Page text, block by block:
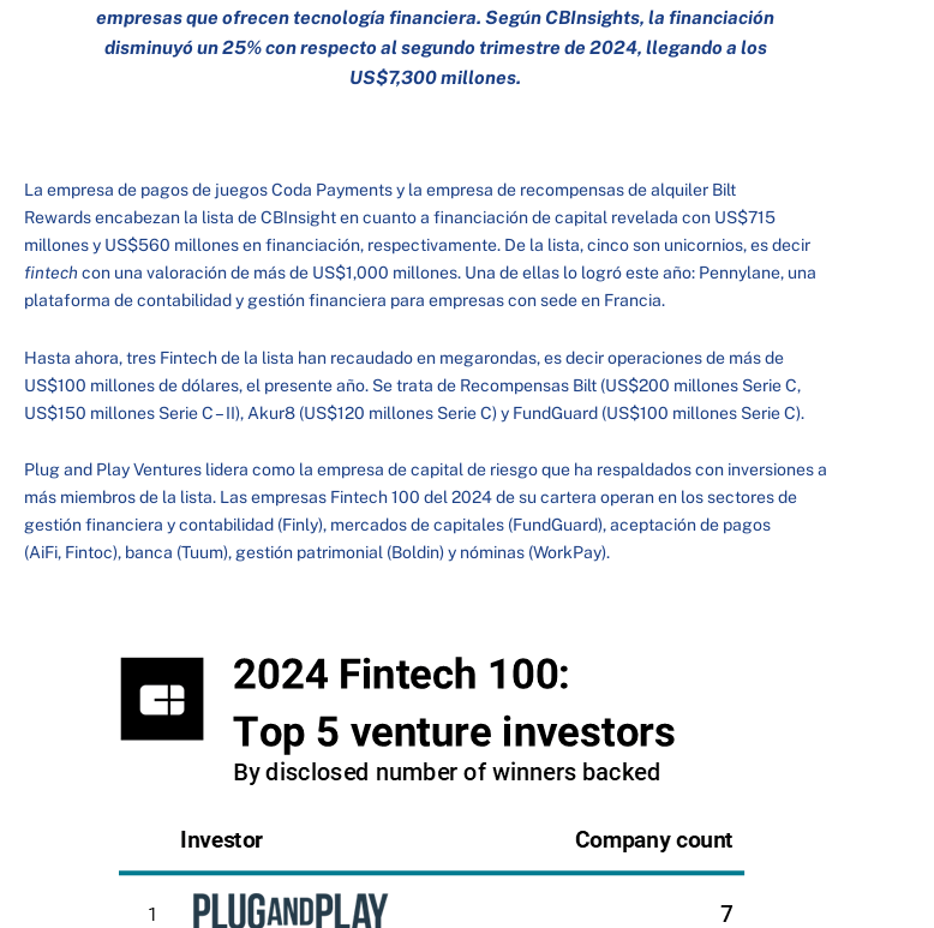
empresas que ofrecen tecnología financiera. Según CBInsights, la financiación
disminuyó un 25% con respecto al segundo trimestre de 2024, llegando a los
US$7,300 millones.
La empresa de pagos de juegos Coda Payments y la empresa de recompensas de alquiler Bilt
Rewards encabezan la lista de CBInsight en cuanto a financiación de capital revelada con US$715
millones y US$560 millones en financiación, respectivamente. De la lista, cinco son unicornios, es decir
fintechcon una valoración de más de US$1,000 millones. Una de ellas lo logró este año: Pennylane, una
plataforma de contabilidad y gestión financiera para empresas con sede en Francia.
Hasta ahora, tres Fintech de la lista han recaudado en megarondas, es decir operaciones de más de
US$100 millones de dólares, el presente año. Se trata de Recompensas Bilt (US$200 millones Serie C,
US$150 millones Serie C – II), Akur8 (US$120 millones Serie C) y FundGuard (US$100 millones Serie C).
Plug and Play Ventures lidera como la empresa de capital de riesgo que ha respaldados con inversiones a
más miembros de la lista. Las empresas Fintech 100 del 2024 de su cartera operan en los sectores de
gestión financiera y contabilidad (Finly), mercados de capitales (FundGuard), aceptación de pagos
(AiFi, Fintoc), banca (Tuum), gestión patrimonial (Boldin) y nóminas (WorkPay).